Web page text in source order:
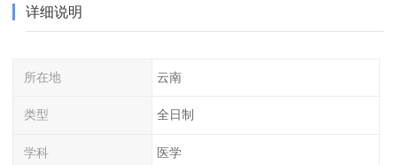
详细说明
所在地 云南
类型 全日制
学科 医学